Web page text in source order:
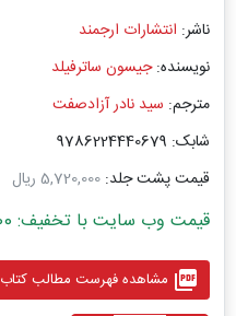
ناشر: انتشارات ارجمند
نویسنده:جیسون ساترفیلد
مترجم: سید نادر آزادصفت
شابک: 9786224440679
قیمت پشت جلد: 5,720,000 ریال
قیمت وب سایت با تخفیف: 5,148,000 ریال
picture_as_pdf مشاهده فهرست مطالب کتاب